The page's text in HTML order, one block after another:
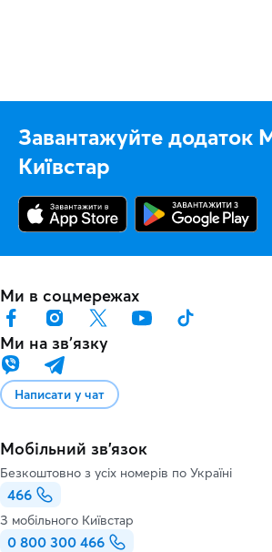
Завантажуйте додаток
Київстар
Ми в соцмережах
Ми на звʼязку
Написати у чат
Мобільний зв'язок
Безкоштовно з усіх номерів по Україні
466
З мобільного Київстар
0 800 300 466